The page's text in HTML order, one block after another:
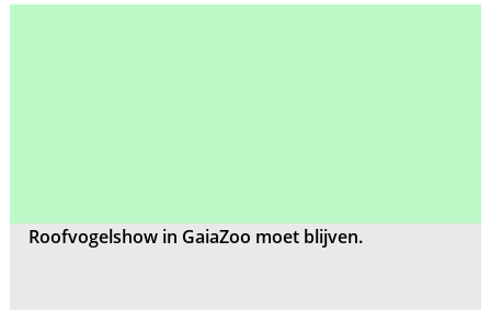
Roofvogelshow in GaiaZoo moet blijven.